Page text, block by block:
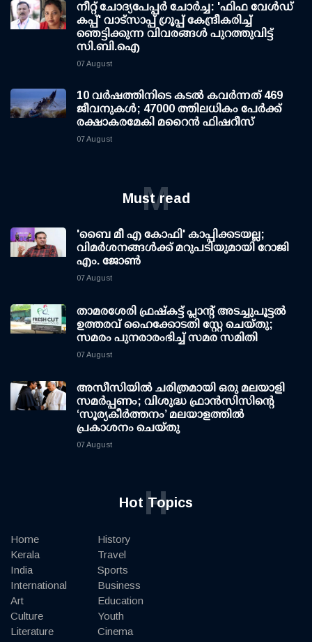
നീറ്റ് ചോദ്യപേപ്പര്‍ ചോര്‍ച്ച: 'ഫിഫ വേള്‍ഡ്
കപ്പ്' വാട്സാപ്പ് ഗ്രൂപ്പ് കേന്ദ്രീകരിച്ച്
ഞെട്ടിക്കുന്ന വിവരങ്ങള്‍ പുറത്തുവിട്ട്
സി.ബി.ഐ
07 August
10 വര്‍ഷത്തിനിടെ കടല്‍ കവര്‍ന്നത് 469
ജീവനുകള്‍; 47000 ത്തിലധികം പേര്‍ക്ക്
രക്ഷാകരമേകി മറൈന്‍ ഫിഷറീസ്
07 August
Must read
M
'ബൈ മീ എ കോഫി' കാപ്പിക്കടയല്ല;
വിമര്‍ശനങ്ങള്‍ക്ക് മറുപടിയുമായി റോജി
എം. ജോണ്‍
07 August
താമരശേരി ഫ്രഷ്കട്ട് പ്ലാന്റ് അടച്ചുപൂട്ടൽ
ഉത്തരവ് ഹൈക്കോടതി സ്റ്റേ ചെയ്തു;
സമരം പുനരാരംഭിച്ച് സമര സമിതി
07 August
അസീസിയിൽ ചരിത്രമായി ഒരു മലയാളി
സമർപ്പണം; വിശുദ്ധ ഫ്രാൻസിസിന്റെ
‘സൂര്യകീർത്തനം’ മലയാളത്തിൽ
പ്രകാശനം ചെയ്തു
07 August
Hot Topics
H
Home
Kerala
India
International
Art
Culture
Literature
History
Travel
Sports
Business
Education
Youth
Cinema